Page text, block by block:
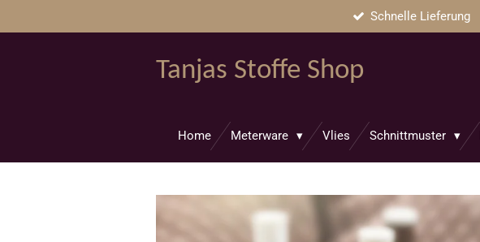
Schnelle Lieferung
Tanjas Stoffe Shop
Home Meterware Vlies Schnittmuster